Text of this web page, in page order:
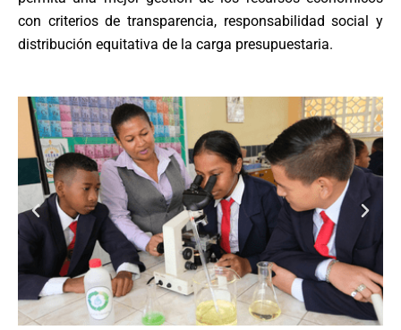
con criterios de transparencia, responsabilidad social y
distribución equitativa de la carga presupuestaria.